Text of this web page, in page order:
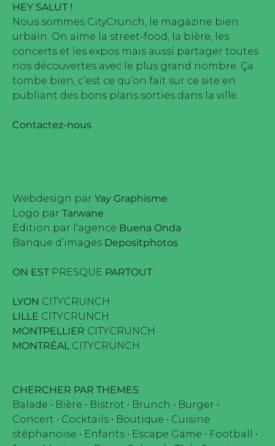
HEY SALUT !
Nous sommes CityCrunch, le magazine bien
urbain. On aime la street-food, la bière, les
concerts et les expos mais aussi partager toutes
nos découvertes avec le plus grand nombre. Ça
tombe bien, c’est ce qu’on fait sur ce site en
publiant des bons plans sorties dans la ville.
Contactez-nous
Webdesign par Yay Graphisme
Logo par Tarwane
Edition par l'agence Buena Onda
Banque d’images Depositphotos
ON EST PRESQUE PARTOUT
LYON CITYCRUNCH
LILLE CITYCRUNCH
MONTPELLIER CITYCRUNCH
MONTRÉAL CITYCRUNCH
CHERCHER PAR THEMES
Balade • Bière • Bistrot • Brunch • Burger •
Concert • Cocktails • Boutique • Cuisine
stéphanoise • Enfants • Escape Game • Football
•